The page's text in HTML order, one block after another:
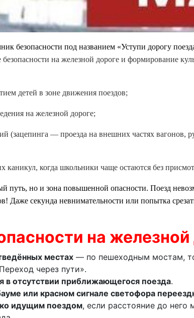
безопасности под названием «Уступи дорогу
на железной дороге и формирование
детей в зоне движения поездов;
на железной дороге;
(зацепинга — проезда на внешних частях вагонов,
каникул, когда школьники чаще остаются без
путь, но и зона повышенной опасности. Поезд
Даже секунда невнимательности или попытка
на железной
местах — по пешеходным мостам,
через пути».
отсутствии приближающегося поезда.
или красном сигнале светофора
идущим поездом, если расстояние до